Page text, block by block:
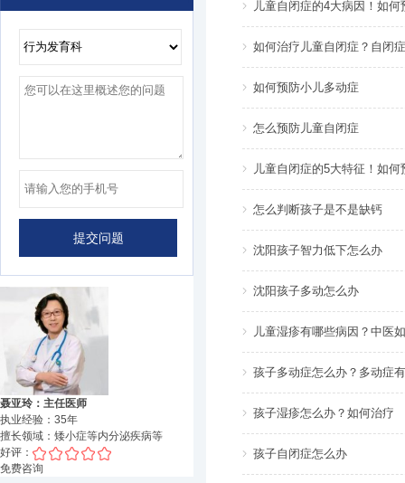
聂亚玲：主任医师
执业经验： 35年
擅长领域： 矮小症等内分泌疾病等
好评：
免费咨询
儿童自闭症的4大病因！如
如何治疗儿童自闭症？自闭
如何预防小儿多动症
怎么预防儿童自闭症
儿童自闭症的5大特征！如
怎么判断孩子是不是缺钙
沈阳孩子智力低下怎么办
沈阳孩子多动怎么办
儿童湿疹有哪些病因？中医
孩子多动症怎么办？多动症
孩子湿疹怎么办？如何治疗
孩子自闭症怎么办